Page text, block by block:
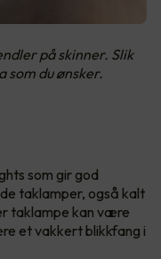
på skinner. Slik
som du ønsker.
som gir god
taklamper, også kalt
taklampe kan være
et vakkert blikkfang i